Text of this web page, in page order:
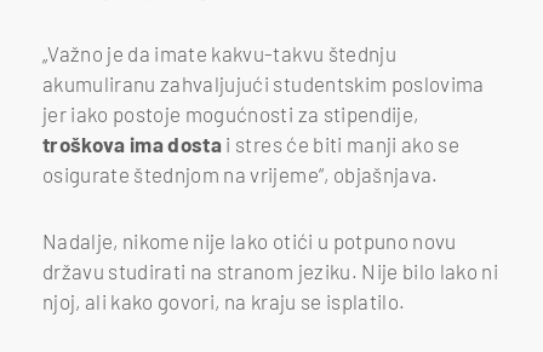
„Važno je da imate kakvu-takvu štednju
akumuliranu zahvaljujući studentskim poslovima
jer iako postoje mogućnosti za stipendije,
troškova ima dosta i stres će biti manji ako se
osigurate štednjom na vrijeme“, objašnjava.
Nadalje, nikome nije lako otići u potpuno novu
državu studirati na stranom jeziku. Nije bilo lako ni
njoj, ali kako govori, na kraju se isplatilo.